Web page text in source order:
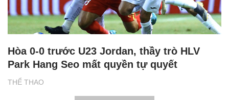
THỂ THAO
Hòa 0-0 trước U23 Jordan, thầy trò HLV
Park Hang Seo mất quyền tự quyết